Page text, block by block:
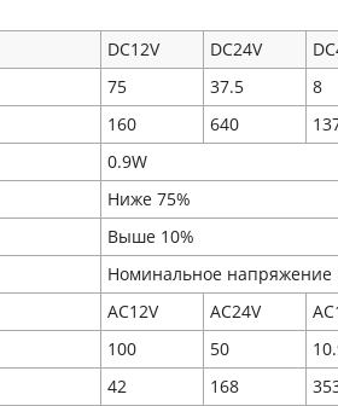
DC12V DC24V
75 37.5 8
160 640
0.9W
Ниже 75%
Выше 10%
Номинальное напряжение
AC12V AC24V
100 50
42 168